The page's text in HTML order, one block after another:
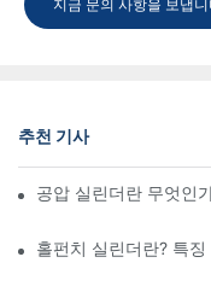
지금 문의 사항을 보냅
추천 기사
공압 실린더란 무엇인
홀펀치 실린더란? 특징